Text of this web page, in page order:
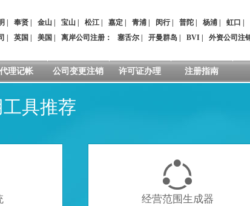
奉贤 金山 宝山 松江 嘉定 青浦 闵行| 普陀 杨浦 虹口
英国 美国 离岸公司注册 ： 塞舌尔 开曼群岛 BVI 外资公司注
代理记帐 公司变更注销 许可证办理 注册指南
具推荐

经营范围生成器